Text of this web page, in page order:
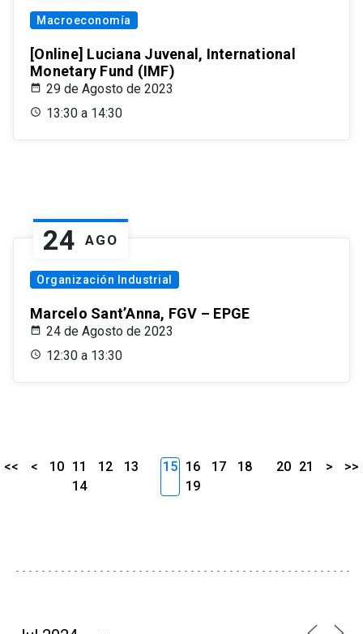
Macroeconomía
[Online] Luciana Juvenal, International
Monetary Fund (IMF)
29 de Agosto de 2023
13:30 a 14:30
24 AGO
Organización Industrial
Marcelo Sant’Anna, FGV – EPGE
24 de Agosto de 2023
12:30 a 13:30
<< < 10 11 12
13
14
15 16 17
18
19
20 21 > >>